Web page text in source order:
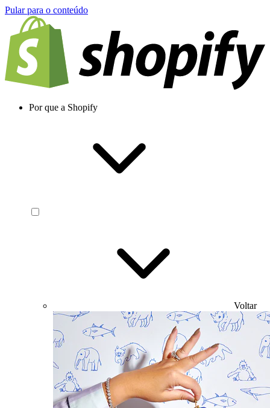
Pular para o conteúdo
Por que a Shopify
Voltar